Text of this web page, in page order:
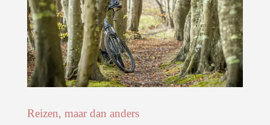
Reizen, maar dan anders